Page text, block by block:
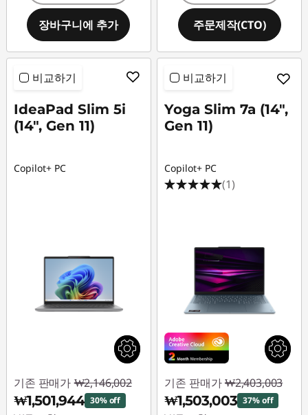
장바구니에 추가 주문제작(CTO)
비교하기
IdeaPad Slim 5i
(14", Gen 11)
Copilot+ PC
기존 판매가 ₩2,146,002
₩1,501,944 30% off
비교하기
Yoga Slim 7a (14",
Gen 11)
Copilot+ PC
(1)
기존 판매가 ₩2,403,003
₩1,503,003 37% off